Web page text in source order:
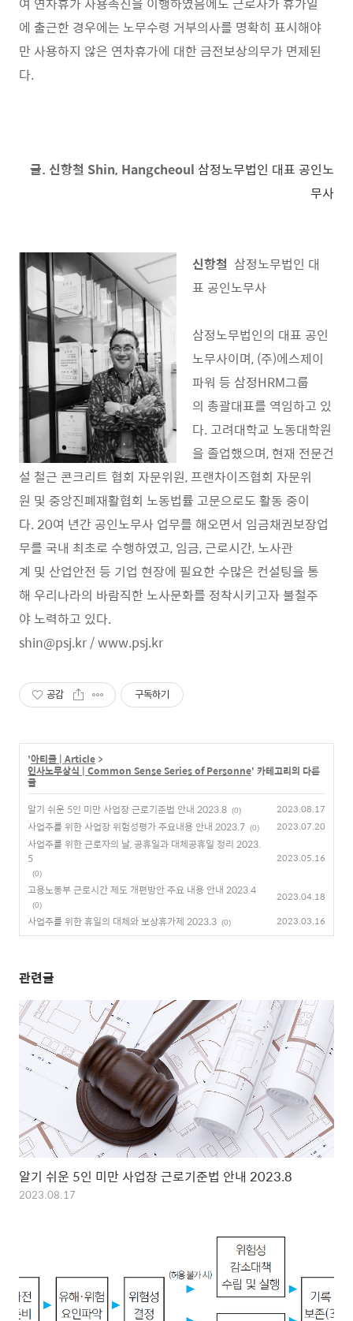
에 출근한 경우에는 노무수령 거부의사를 명확히 표시해야
만 사용하지 않은 연차휴가에 대한 금전보상의무가 면제된
다.
글. 신항철 Shin, Hangcheoul 삼정노무법인 대표 공인노
무사
신항철 삼정노무법인 대
표 공인노무사
삼정노무법인의 대표 공인
노무사이며, (주)에스제이
파워 등 삼정HRM그룹
의 총괄대표를 역임하고 있
다. 고려대학교 노동대학원
을 졸업했으며, 현재 전문건
설 철근 콘크리트 협회 자문위원, 프랜차이즈협회 자문위
원 및 중앙진폐재활협회 노동법률 고문으로도 활동 중이
다. 20여 년간 공인노무사 업무를 해오면서 임금채권보장업
무를 국내 최초로 수행하였고, 임금, 근로시간, 노사관
계 및 산업안전 등 기업 현장에 필요한 수많은 컨설팅을 통
해 우리나라의 바람직한 노사문화를 정착시키고자 불철주
야 노력하고 있다.
shin@psj.kr / www.psj.kr
공감 구독하기
'아티클 | Article >
인사노무상식 | Common Sense Series of Personne' 카테고리의 다른
글
알기 쉬운 5인 미만 사업장 근로기준법 안내 2023.8 (0) 2023.08.17
사업주를 위한 사업장 위험성평가 주요내용 안내 2023.7 (0) 2023.07.20
사업주를 위한 근로자의 날, 공휴일과 대체공휴일 정리 2023.
5
(0)
2023.05.16
고용노동부 근로시간 제도 개편방안 주요 내용 안내 2023.4
(0)
2023.04.18
사업주를 위한 휴일의 대체와 보상휴가제 2023.3 (0) 2023.03.16
관련글
알기 쉬운 5인 미만 사업장 근로기준법 안내 2023.8
2023.08.17